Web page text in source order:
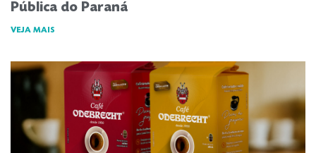
Pública do Paraná
VEJA MAIS